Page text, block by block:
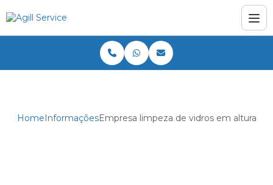
HomeInformaçõesEmpresa limpeza de vidros em altura